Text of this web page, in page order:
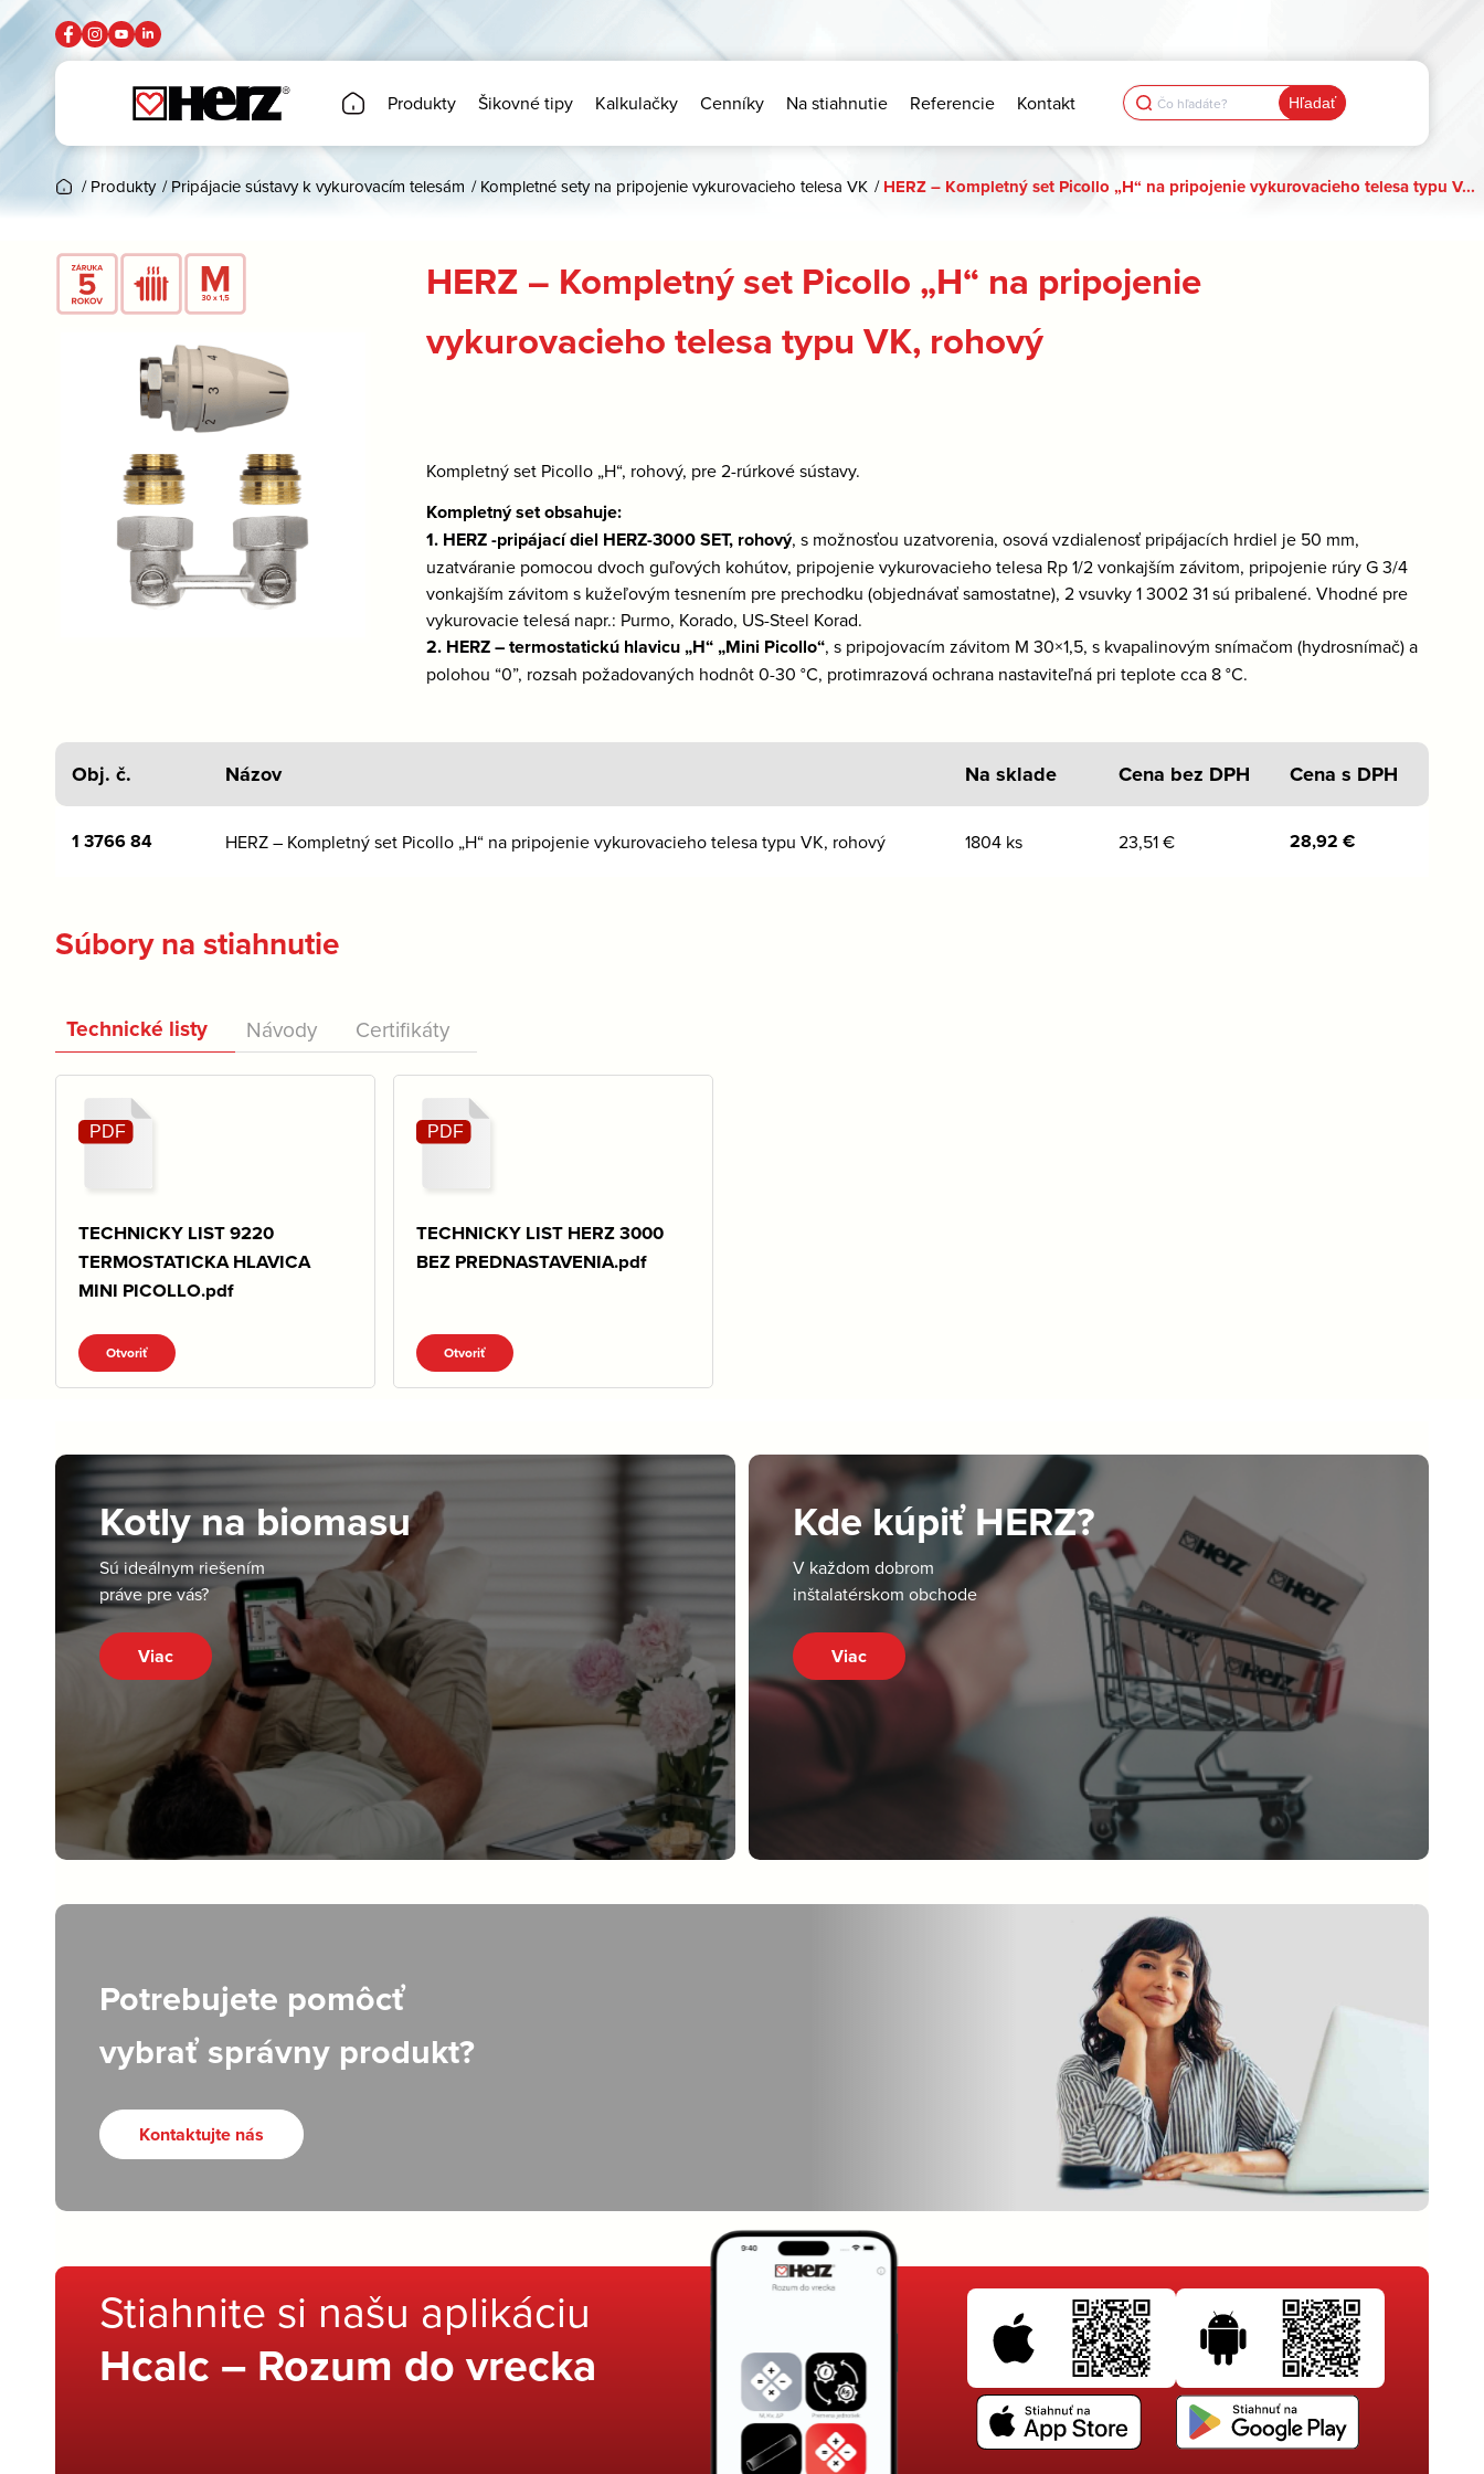
Produkty Šikovné tipy Kalkulačky Cenníky Na stiahnutie Referencie Kontakt Search
for:
/ Produkty / Pripájacie sústavy k vykurovacím telesám / Kompletné sety na pripojenie vykurovacieho telesa VK / HERZ – Kompletný set Picollo „H“ na pripojenie vykurovacieho telesa typu V...
HERZ – Kompletný set Picollo „H“ na pripojenie
vykurovacieho telesa typu VK, rohový
Kompletný set Picollo „H“, rohový, pre 2-rúrkové sústavy.
Kompletný set obsahuje:
1. HERZ -pripájací diel HERZ-3000 SET, rohový, s možnosťou uzatvorenia, osová vzdialenosť pripájacích hrdiel je 50 mm,
uzatváranie pomocou dvoch guľových kohútov, pripojenie vykurovacieho telesa Rp 1/2 vonkajším závitom, pripojenie rúry G 3/4
vonkajším závitom s kužeľovým tesnením pre prechodku (objednávať samostatne), 2 vsuvky 1 3002 31 sú pribalené. Vhodné pre
vykurovacie telesá napr.: Purmo, Korado, US-Steel Korad.
2. HERZ – termostatickú hlavicu „H“ „Mini Picollo“, s pripojovacím závitom M 30×1,5, s kvapalinovým snímačom (hydrosnímač) a
polohou “0”, rozsah požadovaných hodnôt 0-30 °C, protimrazová ochrana nastaviteľná pri teplote cca 8 °C.
Obj. č. Názov Na sklade Cena bez DPH Cena s DPH
1 3766 84 HERZ – Kompletný set Picollo „H“ na pripojenie vykurovacieho telesa typu VK, rohový 1804 ks 23,51€ 28,92 €
Súbory na stiahnutie
Technické listy Návody Certifikáty
TECHNICKY LIST 9220
TERMOSTATICKA HLAVICA
MINI PICOLLO.pdf
Otvoriť
TECHNICKY LIST HERZ 3000
BEZ PREDNASTAVENIA.pdf
Otvoriť
Kotly na biomasu
Sú ideálnym riešením
práve pre vás?
Viac
Kde kúpiť HERZ?
V každom dobrom
inštalatérskom obchode
Viac
Potrebujete pomôcť
vybrať správny produkt?
Kontaktujte nás
Stiahnite si našu aplikáciu
Hcalc – Rozum do vrecka